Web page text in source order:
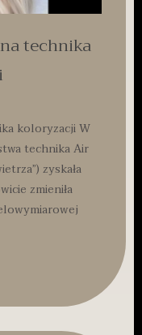
technika
koloryzacji W
technika Air
zyskała
zmieniła